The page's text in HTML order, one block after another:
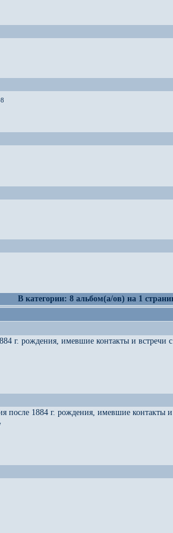
В категории: 8 альбом(а/ов) на 1
г. рождения, имевшие контакты и встречи
после 1884 г. рождения, имевшие контакты